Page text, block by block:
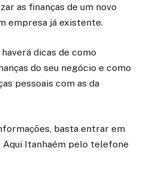
as finanças de um novo
empresa já existente.
dicas de como
do seu negócio e como
pessoais com as da
basta entrar em
Itanhaém pelo telefone